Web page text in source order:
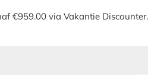
€959.00 via Vakantie Discounter.